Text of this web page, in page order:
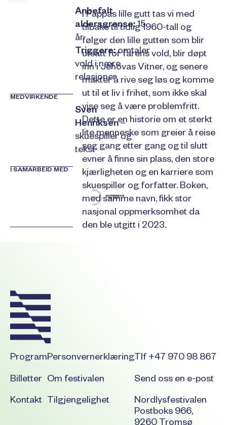
Anbefalt
aldersgrense:15
år
Triggere:omtaler
vold i nære
relasjoner
MEDVIRKENDE
Sven
Henriksen–
skuespiller og
tekst
I SAMARBEID MED
I Pappas lille gutt tas vi med
tilbake til tidlig 1960-tall og
følger den lille gutten som blir
utsatt for farens vold, blir døpt
inn i Jehovas Vitner, og senere
makter å rive seg løs og komme
ut til et liv i frihet, som ikke skal
vise seg å være problemfritt.
Dette er en historie om et sterkt
lite menneske som greier å reise
seg gang etter gang og til slutt
evner å finne sin plass, den store
kjærligheten og en karriere som
skuespiller og forfatter. Boken,
med samme navn, fikk stor
nasjonal oppmerksomhet da
den ble utgitt i 2023.
Program
Billetter
Kontakt
Personvernerklæring
Om festivalen
Tilgjengelighet
Tlf +47 970 98 867
Send oss en e-post
Nordlysfestivalen
Postboks 966,